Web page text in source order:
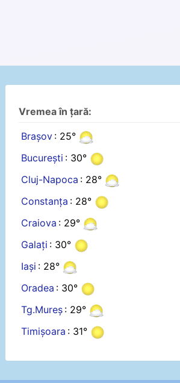
Vremea în țară:
Brașov : 25°
București : 30°
Cluj-Napoca : 28°
Constanța : 28°
Craiova : 29°
Galați : 30°
Iași : 28°
Oradea : 30°
Tg.Mureș : 29°
Timișoara : 31°